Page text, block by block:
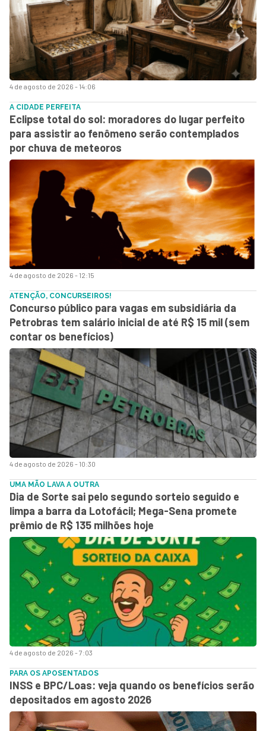
4 de agosto de 2026 - 14:06
4 de agosto de 2026 - 12:15
A CIDADE PERFEITA
Eclipse total do sol: moradores do lugar perfeito
para assistir ao fenômeno serão contemplados
por chuva de meteoros
4 de agosto de 2026 - 10:30
ATENÇÃO, CONCURSEIROS!
Concurso público para vagas em subsidiária da
Petrobras tem salário inicial de até R$ 15 mil (sem
contar os benefícios)
4 de agosto de 2026 - 7:03
UMA MÃO LAVA A OUTRA
Dia de Sorte sai pelo segundo sorteio seguido e
limpa a barra da Lotofácil; Mega-Sena promete
prêmio de R$ 135 milhões hoje
PARA OS APOSENTADOS
INSS e BPC/Loas: veja quando os benefícios serão
depositados em agosto 2026